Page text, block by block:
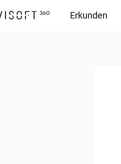
Erkunden